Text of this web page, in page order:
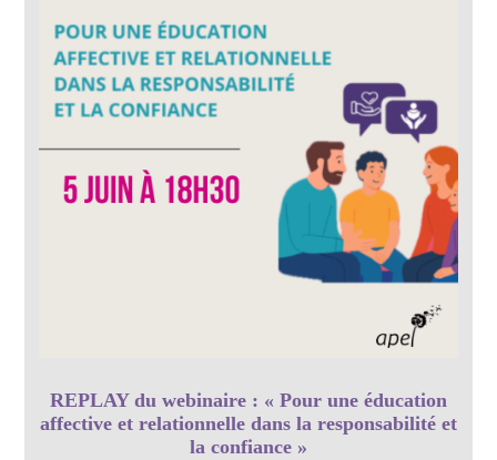
REPLAY du webinaire : « Pour une éducation
affective et relationnelle dans la responsabilité et
la confiance »